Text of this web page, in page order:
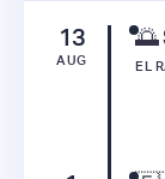
13
AUG
🌅
EL